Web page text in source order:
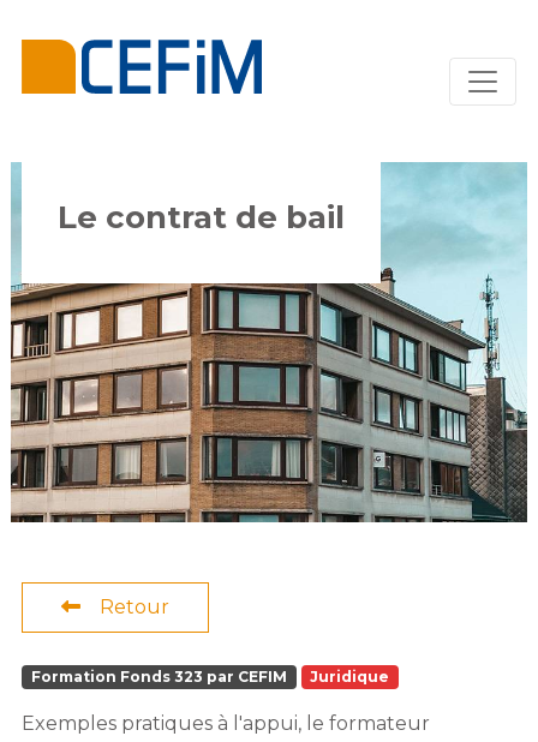
Le contrat de bail
Retour
Formation Fonds 323 par CEFIM Juridique
Exemples pratiques à l'appui, le formateur